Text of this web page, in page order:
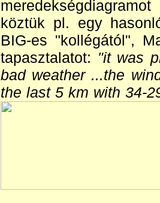
köztük pl. egy
BIG-es "kollégától",
tapasztalatot: "it was
bad weather ...the
the last 5 km with 34-